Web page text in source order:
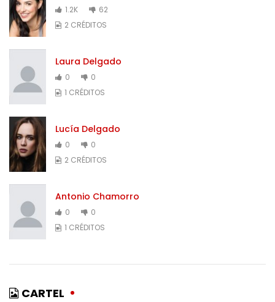
1.2K
62
2 CRÉDITOS
Laura Delgado
0
0
1 CRÉDITOS
Lucía Delgado
0
0
2 CRÉDITOS
Antonio Chamorro
0
0
1 CRÉDITOS
CARTEL